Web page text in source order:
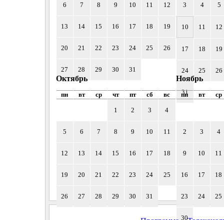
6 7 8 9 10 11 12
13 14 15 16 17 18 19
20 21 22 23 24 25 26
27 28 29 30 31
3 4 5
10 11 12
17 18 19
24 25 26
31
Октябрь
пн вт ср чт пт сб вс
1 2 3 4
5 6 7 8 9 10 11
12 13 14 15 16 17 18
19 20 21 22 23 24 25
26 27 28 29 30 31
Ноябрь
пн вт ср
2 3 4
9 10 11
16 17 18
23 24 25
30